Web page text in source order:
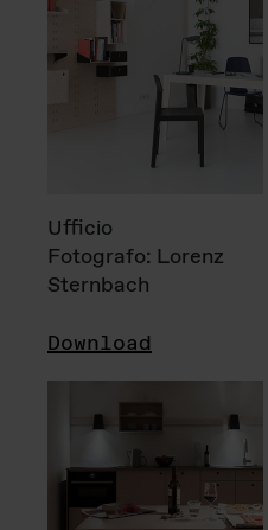
Ufficio
Fotografo: Lorenz
Sternbach
Download